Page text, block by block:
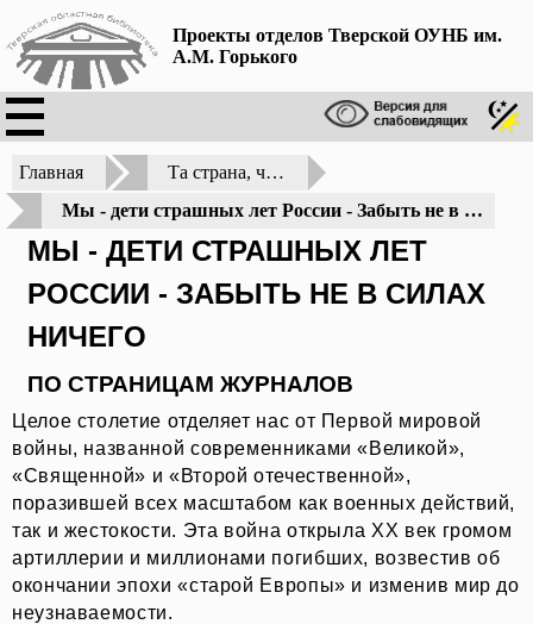
Проекты отделов Тверской ОУНБ им.
А.М. Горького
Главная
Та страна, что могла быть раем, Стала логовищем огня...
Мы - дети страшных лет России - Забыть не в силах ничего
МЫ - ДЕТИ СТРАШНЫХ ЛЕТ
РОССИИ - ЗАБЫТЬ НЕ В СИЛАХ
НИЧЕГО
ПО СТРАНИЦАМ ЖУРНАЛОВ
Целое столетие отделяет нас от Первой мировой
войны, названной современниками «Великой»,
«Священной» и «Второй отечественной»,
поразившей всех масштабом как военных действий,
так и жестокости. Эта война открыла XX век громом
артиллерии и миллионами погибших, возвестив об
окончании эпохи «старой Европы» и изменив мир до
неузнаваемости.